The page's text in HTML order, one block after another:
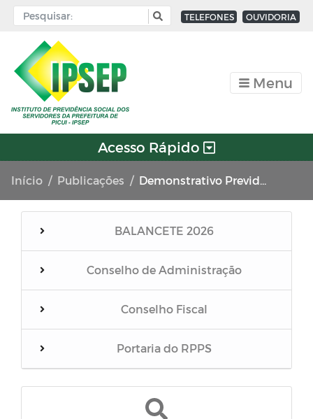
TELEFONES OUVIDORIA
Menu
Acesso Rápido
Início Publicações Demonstrativo Previdenciários DEPIN
BALANCETE 2026
Conselho de Administração
Conselho Fiscal
Portaria do RPPS
Balanços